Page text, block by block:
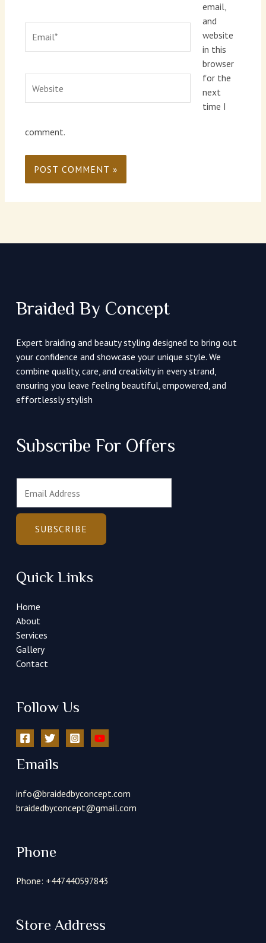
email,
and
website
in this
browser
for the
next
time I
comment.
Braided By Concept
Expert braiding and beauty styling designed to bring out
your confidence and showcase your unique style. We
combine quality, care, and creativity in every strand,
ensuring you leave feeling beautiful, empowered, and
effortlessly stylish
Subscribe For Offers
a
l
SUBSCRIBE
Quick Links
Home
About
Services
Gallery
Contact
Follow Us
Emails
info@braidedbyconcept.com
braidedbyconcept@gmail.com
Phone
Phone: +447440597843
Store Address